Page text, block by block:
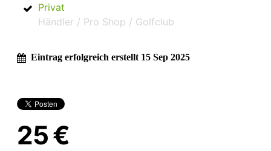
Privat
Händler / Pro Shop / Golfclub
Eintrag erfolgreich erstellt 15 Sep 2025
25 €